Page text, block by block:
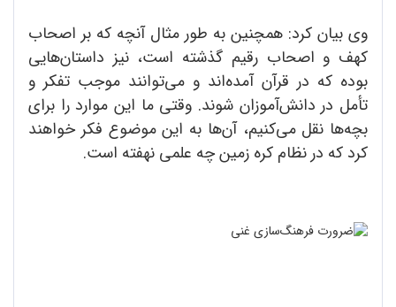
وی بیان کرد: همچنین به طور مثال آنچه که بر اصحاب
کهف و اصحاب رقیم گذشته است، نیز داستان‌هایی
بوده که در قرآن آمده‌اند و می‌توانند موجب تفکر و
تأمل در دانش‌آموزان شوند. وقتی ما این موارد را برای
بچه‌ها نقل می‌کنیم، آن‌ها به این موضوع فکر خواهند
کرد که در نظام کره زمین چه علمی نهفته است.